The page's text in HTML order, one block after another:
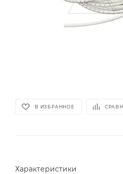
В ИЗБРАННОЕ
Характеристики